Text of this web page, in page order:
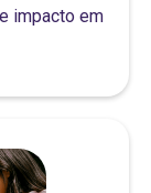
impacto em